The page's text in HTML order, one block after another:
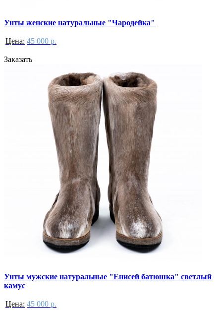
Унты женские натуральные "Чародейка"
Цена: 45 000 р.
Заказать
Унты мужские натуральные "Енисей батюшка" светлый
камус
Цена: 45 000 р.